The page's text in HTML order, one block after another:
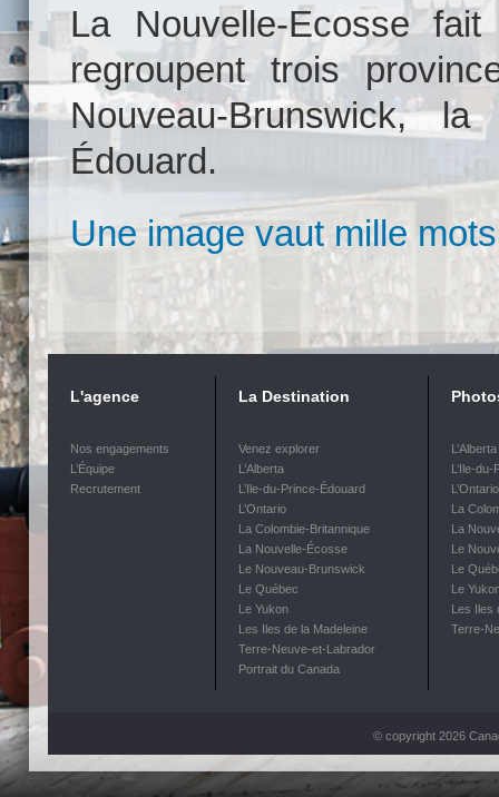
La Nouvelle-Ecosse
regroupent trois
Nouveau-Brunswick, la
Édouard.
Une image vaut mille mots
L'agence
Nos engagements
L’Équipe
Recrutement
La Destination
Venez explorer
L’Alberta
L’Ile-du-Prince-Édouard
L’Ontario
La Colombie-Britannique
La Nouvelle-Écosse
Le Nouveau-Brunswick
Le Québec
Le Yukon
Les Iles de la Madeleine
Terre-Neuve-et-Labrador
Portrait du Canada
L’Alberta
L’Ile-
L’Ontario
La
La
Le
Le
Le
Les Iles
Terre-
© copyright 2026